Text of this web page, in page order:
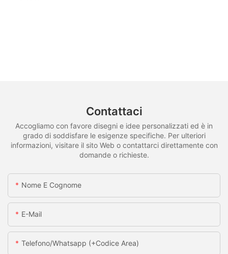
Contattaci
Accogliamo con favore disegni e idee personalizzati ed è in
grado di soddisfare le esigenze specifiche. Per ulteriori
informazioni, visitare il sito Web o contattarci direttamente con
domande o richieste.
Nome E Cognome
E-Mail
Telefono/whatsapp (+codice Area)